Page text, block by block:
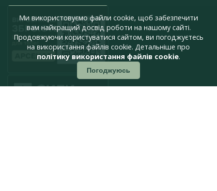
Ми використовуємо файли cookie, щоб забезпечити
вам найкращий досвід роботи на нашому сайті.
Продовжуючи користуватися сайтом, ви погоджуєтесь
на використання файлів cookie. Детальніше про
політику використання файлів cookie.
Погоджуюсь